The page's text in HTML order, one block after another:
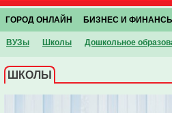
ГОРОД ОНЛАЙН БИЗНЕС И ФИНАНСЫ
ВУЗы Школы Дошкольное
ШКОЛЫ